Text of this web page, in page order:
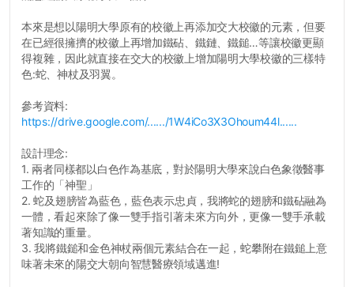
本來是想以陽明大學原有的校徽上再添加交大校徽的元素，但要
在已經很擁擠的校徽上再增加鐵砧、鐵鏈、鐵鎚…等讓校徽更顯
得複雜，因此就直接在交大的校徽上增加陽明大學校徽的三樣特
色:蛇、神杖及羽翼。
參考資料:
https://drive.google.com/....../1W4iCo3X3Ohoum44l......
設計理念:
1. 兩者同樣都以白色作為基底，對於陽明大學來說白色象徵醫事
工作的「神聖」
2. 蛇及翅膀皆為藍色，藍色表示忠貞，我將蛇的翅膀和鐵砧融為
一體，看起來除了像一雙手指引著未來方向外，更像一雙手承載
著知識的重量。
3. 我將鐵鎚和金色神杖兩個元素結合在一起，蛇攀附在鐵鎚上意
味著未來的陽交大朝向智慧醫療領域邁進!